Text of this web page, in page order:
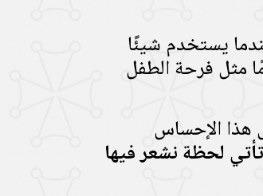
يستخدم شيئًا
مثل فرحة الطفل
هذا الإحساس
لحظة نشعر فيها